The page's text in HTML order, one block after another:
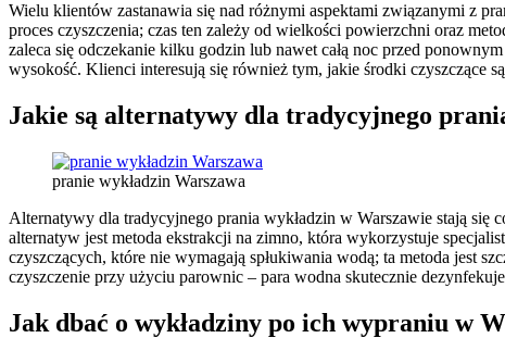
Wielu klientów zastanawia się nad różnymi aspektami związanymi z
proces czyszczenia; czas ten zależy od wielkości powierzchni oraz
zaleca się odczekanie kilku godzin lub nawet całą noc przed
wysokość. Klienci interesują się również tym, jakie środki czyszczące
Jakie są alternatywy dla tradycyjnego
pranie wykładzin Warszawa
Alternatywy dla tradycyjnego prania wykładzin w Warszawie stają się
alternatyw jest metoda ekstrakcji na zimno, która wykorzystuje
czyszczących, które nie wymagają spłukiwania wodą; ta metoda jest
czyszczenie przy użyciu parownic – para wodna skutecznie
Jak dbać o wykładziny po ich wypraniu w